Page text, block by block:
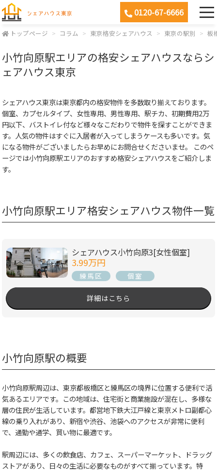
0120-67-6666
トップページ コラム 東京格安シェアハウス 東京の駅別 板
小竹向原駅エリアの格安シェアハウスならシ
ェアハウス東京
シェアハウス東京は東京都内の格安物件を多数取り揃えております。
個室、カプセルタイプ、女性専用、男性専用、駅チカ、初期費用2万
円以下、バストイレ付など様々なこだわりで物件を探すことができま
す。人気の物件はすぐに入居者が入ってしまうケースも多いです。気
になる物件がございましたらお早めにお問合せくださいませ。 このペ
ージでは小竹向原駅エリアのおすすめ格安シェアハウスをご紹介しま
す。
小竹向原駅エリア格安シェアハウス物件一覧
シェアハウス小竹向原3[女性個室]
3.99万円
練馬区 個室
詳細はこちら
小竹向原駅の概要
小竹向原駅周辺は、東京都板橋区と練馬区の境界に位置する便利で活
気あるエリアです。この地域は、住宅街と商業施設が混在し、多様な
層の住民が生活しています。都営地下鉄大江戸線と東京メトロ副都心
線の乗り入れがあり、新宿や渋谷、池袋へのアクセスが非常に便利
で、通勤や通学、買い物に最適です。
駅周辺には、多くの飲食店、カフェ、スーパーマーケット、ドラッグ
ストアがあり、日々の生活に必要なものがすべて揃っています。特